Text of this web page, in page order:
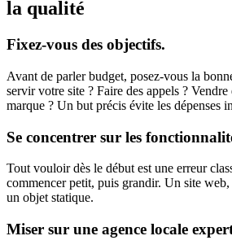
la qualité
Fixez-vous des objectifs.
Avant de parler budget, posez-vous la
servir votre site ? Faire des appels ?
marque ? Un but précis évite les dépenses
Se concentrer sur les
Tout vouloir dès le début est une erreur
commencer petit, puis grandir. Un site web,
un objet statique.
Miser sur une agence locale